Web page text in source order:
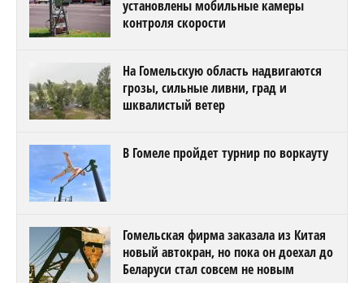
установлены мобильные камеры
контроля скорости
На Гомельскую область надвигаются
грозы, сильные ливни, град и
шквалистый ветер
В Гомеле пройдет турнир по воркауту
Гомельская фирма заказала из Китая
новый автокран, но пока он доехал до
Беларуси стал совсем не новым